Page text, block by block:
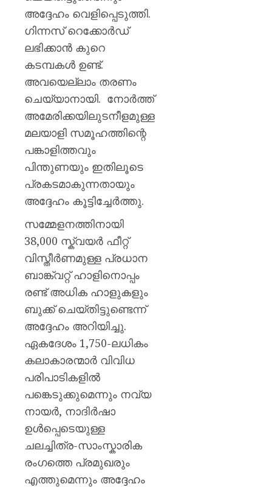
അദ്ദേഹം വെളിപ്പെടുത്തി.
ഗിന്നസ് റെക്കോർഡ്
ലഭിക്കാൻ കുറെ
കടമ്പകൾ ഉണ്ട്.
അവയെല്ലാം തരണം
ചെയ്യാനായി. നോർത്ത്
അമേരിക്കയിലുടനീളമുള്ള
മലയാളി സമൂഹത്തിന്റെ
പങ്കാളിത്തവും
പിന്തുണയും ഇതിലൂടെ
പ്രകടമാകുന്നതായും
അദ്ദേഹം കൂട്ടിച്ചേർത്തു.
സമ്മേളനത്തിനായി
38,000 സ്ക്വയർ ഫീറ്റ്
വിസ്തീർണമുള്ള പ്രധാന
ബാങ്ക്വറ്റ് ഹാളിനൊപ്പം
രണ്ട് അധിക ഹാളുകളും
ബുക്ക് ചെയ്തിട്ടുണ്ടെന്ന്
അദ്ദേഹം അറിയിച്ചു.
ഏകദേശം 1,750-ലധികം
കലാകാരന്മാർ വിവിധ
പരിപാടികളിൽ
പങ്കെടുക്കുമെന്നും നവ്യ
നായർ, നാദിർഷാ
ഉൾപ്പെടെയുള്ള
ചലച്ചിത്ര-സാംസ്കാരിക
രംഗത്തെ പ്രമുഖരും
എത്തുമെന്നും അദ്ദേഹം